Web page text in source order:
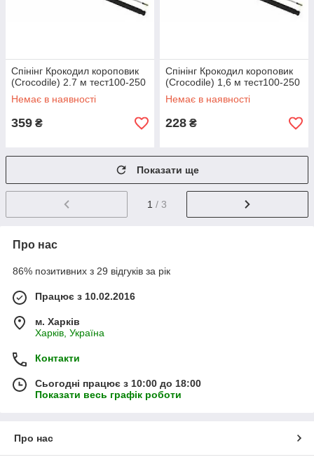
Спінінг Крокодил короповик
(Crocodile) 2.7 м тест100-250
Немає в наявності
359 ₴
Спінінг Крокодил короповик
(Crocodile) 1,6 м тест100-250
Немає в наявності
228 ₴
Показати ще
1 / 3
Про нас
86% позитивних з 29 відгуків за рік
Працює з 10.02.2016
м. Харків
Харків, Україна
Контакти
Сьогодні працює з 10:00 до 18:00
Показати весь графік роботи
Про нас